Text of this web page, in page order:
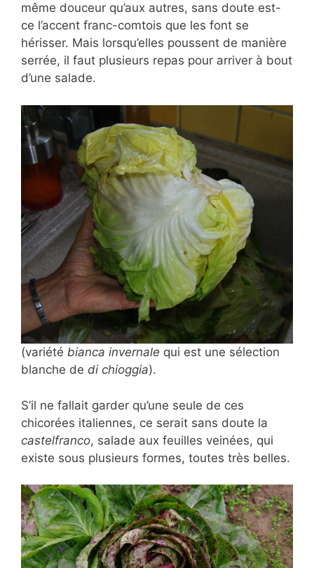
même douceur qu’aux autres, sans doute est-
ce l’accent franc-comtois que les font se
hérisser. Mais lorsqu’elles poussent de manière
serrée, il faut plusieurs repas pour arriver à bout
d’une salade.
(variété bianca invernale qui est une sélection
blanche de di chioggia).
S’il ne fallait garder qu’une seule de ces
chicorées italiennes, ce serait sans doute la
castelfranco, salade aux feuilles veinées, qui
existe sous plusieurs formes, toutes très belles.